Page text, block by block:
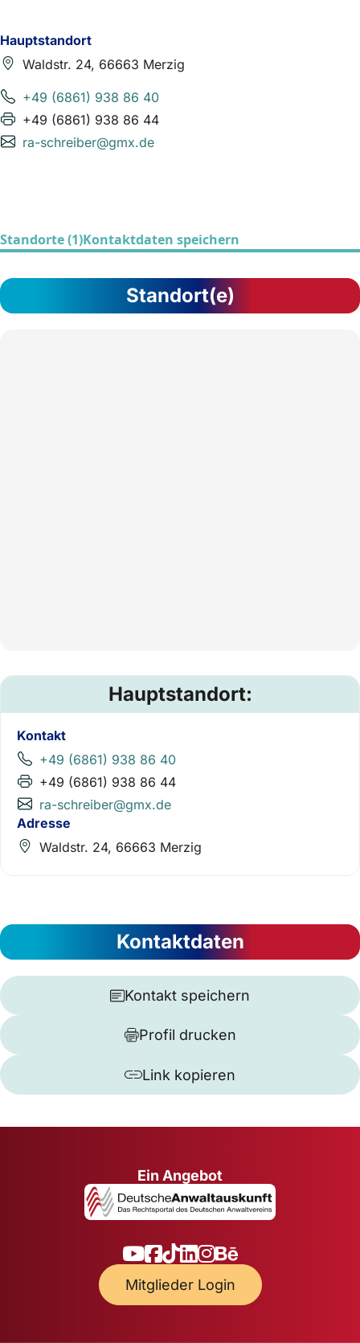
Hauptstandort
Waldstr. 24, 66663 Merzig
+49 (6861) 938 86 40
+49 (6861) 938 86 44
ra-schreiber@gmx.de
Standorte (1)Kontaktdaten speichern
Standort(e)
Hauptstandort:
Kontakt
+49 (6861) 938 86 40
+49 (6861) 938 86 44
ra-schreiber@gmx.de
Adresse
Waldstr. 24, 66663 Merzig
Kontaktdaten
Kontakt speichern
Profil drucken
Link kopieren
Ein Angebot
Mitglieder Login